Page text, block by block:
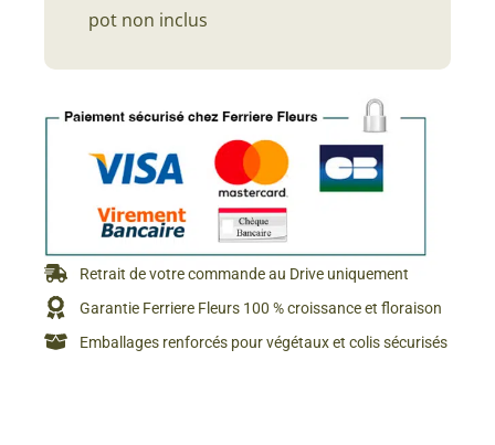
pot non inclus
Retrait de votre commande au Drive uniquement
Garantie Ferriere Fleurs 100 % croissance et floraison
Emballages renforcés pour végétaux et colis sécurisés